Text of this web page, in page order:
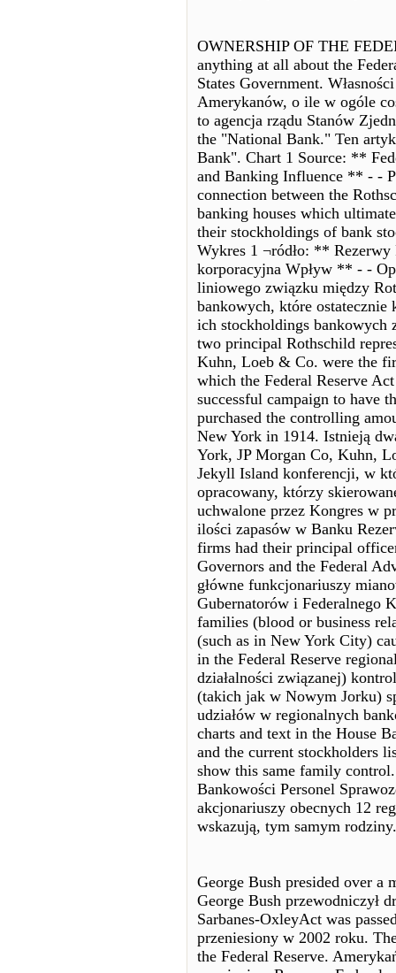
OWNERSHIP OF THE
anything at all about the
States Government.
Amerykanów, o ile w ogóle
to agencja rządu Stanów
the "National Bank." Ten
Bank". Chart 1 Source: **
and Banking Influence ** - -
connection between the
banking houses which
their stockholdings of bank
Wykres 1 ¬ródło: ** Rezerwy
korporacyjna Wpływ ** - -
liniowego związku między
bankowych, które
ich stockholdings
two principal Rothschild
Kuhn, Loeb & Co. were the
which the Federal Reserve
successful campaign to have
purchased the controlling
New York in 1914. Istnieją
York, JP Morgan Co, Kuhn,
Jekyll Island konferencji, w
opracowany, którzy
uchwalone przez Kongres w
ilości zapasów w Banku
firms had their principal
Governors and the Federal
główne funkcjonariuszy
Gubernatorów i Federalnego
families (blood or business
(such as in New York City)
in the Federal Reserve
działalności związanej)
(takich jak w Nowym Jorku)
udziałów w regionalnych
charts and text in the House
and the current stockholders
show this same family
Bankowości Personel
akcjonariuszy obecnych 12
wskazują, tym samym rodziny.
George Bush presided over a
George Bush przewodniczył
Sarbanes-OxleyAct was
przeniesiony w 2002 roku.
the Federal Reserve.